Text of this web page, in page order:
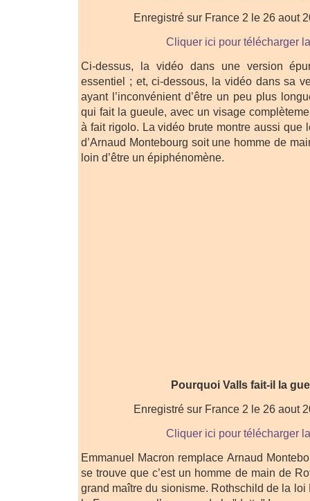
Enregistré sur France 2 le 26 aout
Cliquer ici pour télécharger
Ci-dessus, la vidéo dans une version
essentiel ; et, ci-dessous, la vidéo dans sa
ayant l’inconvénient d’être un peu plus
qui fait la gueule, avec un visage
à fait rigolo. La vidéo brute montre aussi que
d’Arnaud Montebourg soit une homme de
loin d’être un épiphénomène.
Pourquoi Valls fait-il la
Enregistré sur France 2 le 26 aout
Cliquer ici pour télécharger
Emmanuel Macron remplace Arnaud
se trouve que c’est un homme de main de
grand maître du sionisme. Rothschild de la